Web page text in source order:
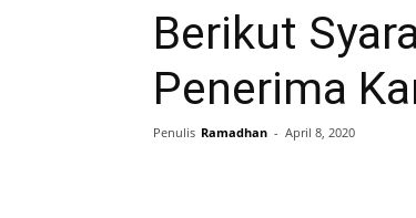
Berikut
Penerima
Penulis Ramadhan - April 8, 2020